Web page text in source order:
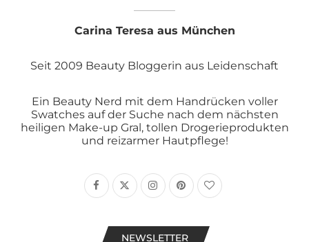
Carina Teresa aus München
Seit 2009 Beauty Bloggerin aus Leidenschaft
Ein Beauty Nerd mit dem Handrücken voller
Swatches auf der Suche nach dem nächsten
heiligen Make-up Gral, tollen Drogerieprodukten
und reizarmer Hautpflege!
NEWSLETTER